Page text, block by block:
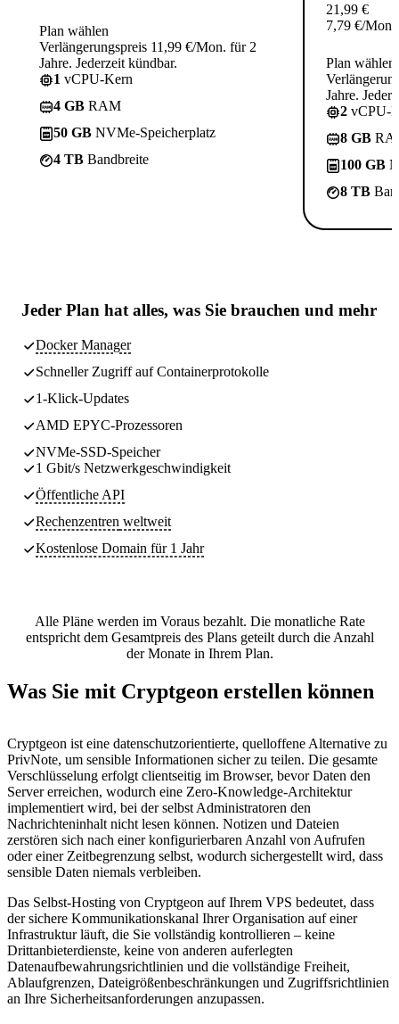
Plan wählen
Verlängerungspreis 11,99 €/Mon. für 2
Jahre. Jederzeit kündbar.
1 vCPU-Kern
4 GB RAM
50 GB NVMe-Speicherplatz
4 TB Bandbreite
21,99 €
7,79 €/Mon.
Plan wählen
Jahre.
2 vCPU-
8 GB
100 GB
8 TB
Jeder Plan hat alles, was Sie brauchen und mehr
Docker Manager
Schneller Zugriff auf Containerprotokolle
1-Klick-Updates
AMD EPYC-Prozessoren
NVMe-SSD-Speicher
1 Gbit/s Netzwerkgeschwindigkeit
Öffentliche API
Rechenzentren weltweit
Kostenlose Domain für 1 Jahr
Alle Pläne werden im Voraus bezahlt. Die monatliche Rate
entspricht dem Gesamtpreis des Plans geteilt durch die Anzahl
der Monate in Ihrem Plan.
Was Sie mit Cryptgeon erstellen können
Cryptgeon ist eine datenschutzorientierte, quelloffene Alternative zu
PrivNote, um sensible Informationen sicher zu teilen. Die gesamte
Verschlüsselung erfolgt clientseitig im Browser, bevor Daten den
Server erreichen, wodurch eine Zero-Knowledge-Architektur
implementiert wird, bei der selbst Administratoren den
Nachrichteninhalt nicht lesen können. Notizen und Dateien
zerstören sich nach einer konfigurierbaren Anzahl von Aufrufen
oder einer Zeitbegrenzung selbst, wodurch sichergestellt wird, dass
sensible Daten niemals verbleiben.
Das Selbst-Hosting von Cryptgeon auf Ihrem VPS bedeutet, dass
der sichere Kommunikationskanal Ihrer Organisation auf einer
Infrastruktur läuft, die Sie vollständig kontrollieren – keine
Drittanbieterdienste, keine von anderen auferlegten
Datenaufbewahrungsrichtlinien und die vollständige Freiheit,
Ablaufgrenzen, Dateigrößenbeschränkungen und Zugriffsrichtlinien
an Ihre Sicherheitsanforderungen anzupassen.